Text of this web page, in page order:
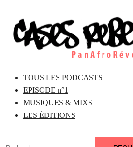
contenu
TOUS LES PODCASTS
EPISODE n°1
MUSIQUES & MIXS
LES ÉDITIONS
Rechercher :